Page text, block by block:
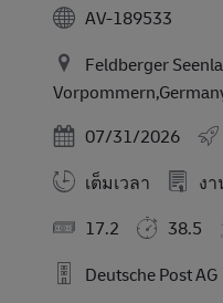
AV-189533
Feldberger
Posted Date
07/31/2026
เต็มเวลา
ง
17.2
38.5
Deutsche Post AG